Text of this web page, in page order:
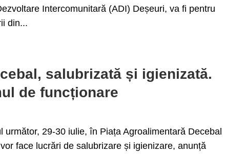
Intercomunitară (ADI) Deșeuri, va fi pentru
din...
salubrizată și igienizată.
de funcționare
următor, 29-30 iulie, în Piața Agroalimentară Decebal
face lucrări de salubrizare și igienizare, anunță